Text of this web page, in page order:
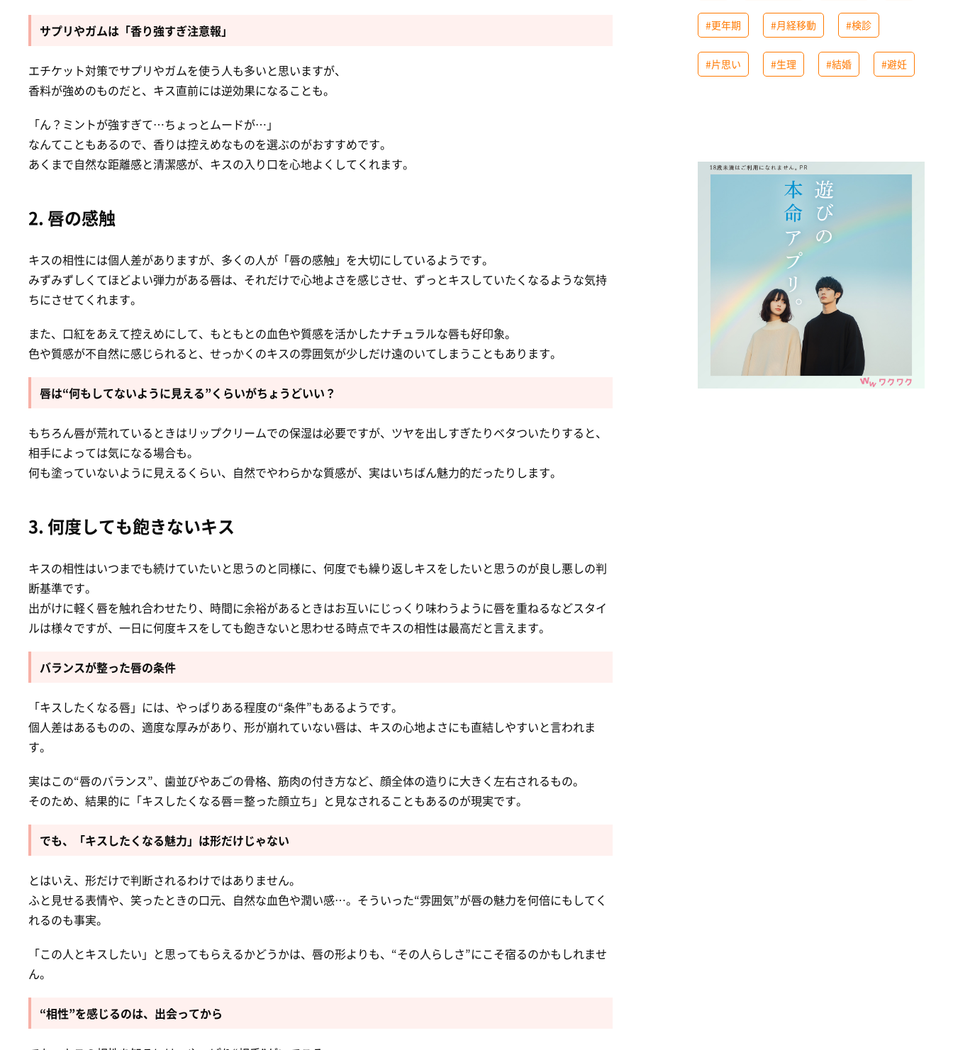
サプリやガムは「香り強すぎ注意報」
エチケット対策でサプリやガムを使う人も多いと思いますが、
香料が強めのものだと、キス直前には逆効果になることも。
「ん？ミントが強すぎて…ちょっとムードが…」
なんてこともあるので、香りは控えめなものを選ぶのがおすすめです。
あくまで自然な距離感と清潔感が、キスの入り口を心地よくしてくれます。
2. 唇の感触
キスの相性には個人差がありますが、多くの人が「唇の感触」を大切にしているようです。
みずみずしくてほどよい弾力がある唇は、それだけで心地よさを感じさせ、ずっとキスしていたくなるような気持
ちにさせてくれます。
また、口紅をあえて控えめにして、もともとの血色や質感を活かしたナチュラルな唇も好印象。
色や質感が不自然に感じられると、せっかくのキスの雰囲気が少しだけ遠のいてしまうこともあります。
唇は“何もしてないように見える”くらいがちょうどいい？
もちろん唇が荒れているときはリップクリームでの保湿は必要ですが、ツヤを出しすぎたりベタついたりすると、
相手によっては気になる場合も。
何も塗っていないように見えるくらい、自然でやわらかな質感が、実はいちばん魅力的だったりします。
3. 何度しても飽きないキス
キスの相性はいつまでも続けていたいと思うのと同様に、何度でも繰り返しキスをしたいと思うのが良し悪しの判
断基準です。
出がけに軽く唇を触れ合わせたり、時間に余裕があるときはお互いにじっくり味わうように唇を重ねるなどスタイ
ルは様々ですが、一日に何度キスをしても飽きないと思わせる時点でキスの相性は最高だと言えます。
バランスが整った唇の条件
「キスしたくなる唇」には、やっぱりある程度の“条件”もあるようです。
個人差はあるものの、適度な厚みがあり、形が崩れていない唇は、キスの心地よさにも直結しやすいと言われま
す。
実はこの“唇のバランス”、歯並びやあごの骨格、筋肉の付き方など、顔全体の造りに大きく左右されるもの。
そのため、結果的に「キスしたくなる唇＝整った顔立ち」と見なされることもあるのが現実です。
でも、「キスしたくなる魅力」は形だけじゃない
とはいえ、形だけで判断されるわけではありません。
ふと見せる表情や、笑ったときの口元、自然な血色や潤い感…。そういった“雰囲気”が唇の魅力を何倍にもしてく
れるのも事実。
「この人とキスしたい」と思ってもらえるかどうかは、唇の形よりも、“その人らしさ”にこそ宿るのかもしれませ
ん。
“相性”を感じるのは、出会ってから
#更年期 #月経移動 #検診
#片思い #生理 #結婚 #避妊